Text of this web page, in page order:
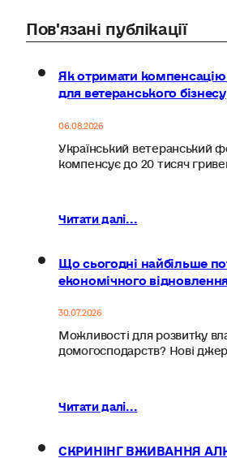
Пов'язані публікації
Як отримати компенсацію
для ветеранського бізнесу
06.08.2026
Український ветеранський
компенсує до 20 тисяч
Читати далі...
Що сьогодні найбільше
економічного
30.07.2026
Можливості для розвитку
домогосподарств? Нові
Читати далі...
СКРИНІНГ ВЖИВАННЯ